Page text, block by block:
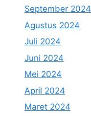
September 2024
Agustus 2024
Juli 2024
Juni 2024
Mei 2024
April 2024
Maret 2024